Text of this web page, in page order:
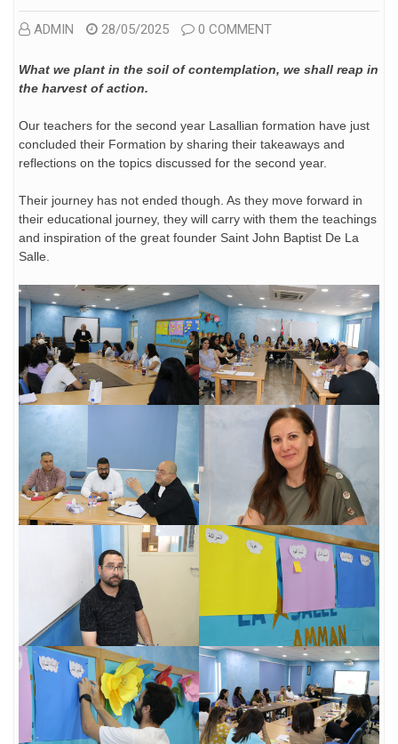
ADMIN 28/05/2025 0 COMMENT
What we plant in the soil of contemplation, we shall reap in
the harvest of action.
Our teachers for the second year Lasallian formation have just
concluded their Formation by sharing their takeaways and
reflections on the topics discussed for the second year.
Their journey has not ended though. As they move forward in
their educational journey, they will carry with them the teachings
and inspiration of the great founder Saint John Baptist De La
Salle.